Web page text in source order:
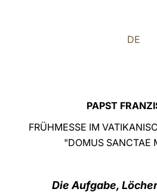
DE
PAPST
FRÜHMESSE IM
"DOMUS SANCTAE
Die Aufgabe,